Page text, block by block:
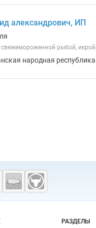
александрович, ИП
рыбой,
народная
РАЗДЕЛЫ